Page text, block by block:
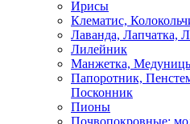
Ирисы
Клематис,
Лаванда, Лапчатка,
Лилейник
Манжетка,
Папоротник,
Посконник
Пионы
Почвопокровные: